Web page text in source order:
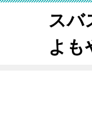
スバ
よも